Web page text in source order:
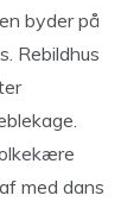
byder på
Rebildhus
med dans